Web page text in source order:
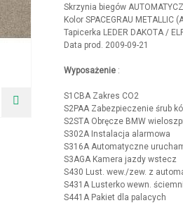
Skrzynia biegów
Kolor SPACEGRAU METALLIC
Tapicerka LEDER DAKOTA /
Data prod. 2009-09-21
Wyposażenie :
S1CBA Zakres CO2
S2PAA Zabezpieczenie śrub
S2STA Obręcze BMW
S302A Instalacja alarmowa
S316A Automatyczne
S3AGA Kamera jazdy wstecz
S430 Lust. wew./zew. z
S431A Lusterko wewn.
S441A Pakiet dla palacych